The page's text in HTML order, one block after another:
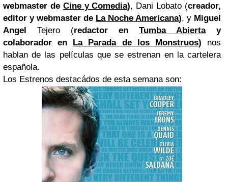
webmaster de Cine y Comedia), Dani Lobato (creador,
editor y webmaster de La Noche Americana), y Miguel
Angel Tejero (redactor en Tumba Abiertay
colaborador en La Parada de los Monstruos) nos
hablan de las películas que se estrenan en la cartelera
española.
Los Estrenos destacádos de esta semana son: